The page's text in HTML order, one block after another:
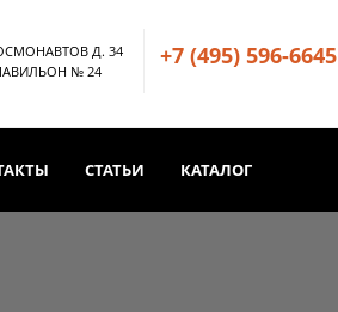
Д. 34
№ 24
+7 (495) 596-6645
СТАТЬИ КАТАЛОГ